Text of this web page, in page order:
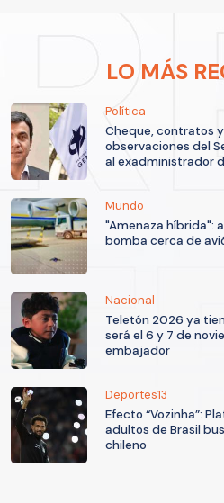
LO MÁS
Política
Cheque, contratos
observaciones del
al exadministrador
Mundo
"Amenaza híbrida":
bomba cerca de
Nacional
Teletón 2026 ya
será el 6 y 7 de
embajador
Deportes13
Efecto “Vozinha”:
adultos de Brasil
chileno